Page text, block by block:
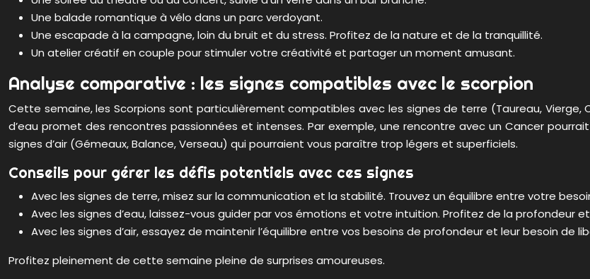
Une balade romantique à vélo dans un parc verdoyant.
Une escapade à la campagne, loin du bruit et du stress. Profitez de la nature et de la tranquillité.
Un atelier créatif en couple pour stimuler votre créativité et partager un moment amusant.
Analyse comparative : les signes compatibles avec le scorpion
Cette semaine, les Scorpions sont particulièrement compatibles avec les signes de terre (Taureau, Vierge,
d’eau promet des rencontres passionnées et intenses. Par exemple, une rencontre avec un Cancer
signes d’air (Gémeaux, Balance, Verseau) qui pourraient vous paraître trop légers et superficiels.
Conseils pour gérer les défis potentiels avec ces signes
Avec les signes de terre, misez sur la communication et la stabilité. Trouvez un équilibre entre votre
Avec les signes d’eau, laissez-vous guider par vos émotions et votre intuition. Profitez de la profondeur
Avec les signes d’air, essayez de maintenir l’équilibre entre vos besoins de profondeur et leur besoin de
Profitez pleinement de cette semaine pleine de surprises amoureuses.